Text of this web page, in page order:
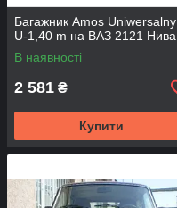
Багажник Amos Uniwersalny
U-1,40 m на ВАЗ 2121 Нива
В наявності
2 581 ₴
Купити